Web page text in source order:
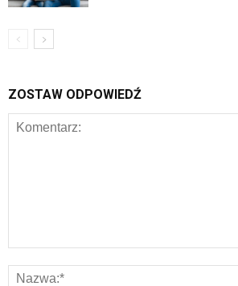
ZOSTAW ODPOWIEDŹ